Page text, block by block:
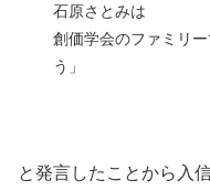
石原さとみは
創価学会のファミリ
う」
と発言したことから入